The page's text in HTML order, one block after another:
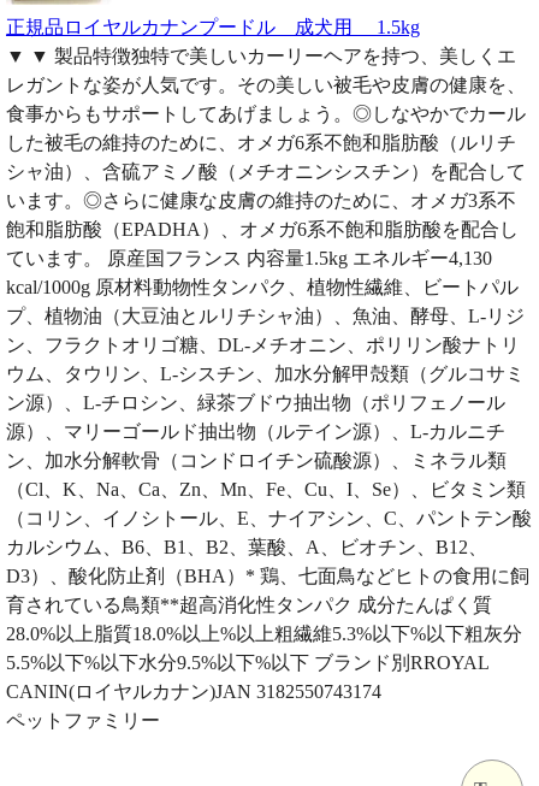
正規品ロイヤルカナンプードル 成犬用 1.5kg
▼ ▼ 製品特徴独特で美しいカーリーヘアを持つ、美しくエ
レガントな姿が人気です。その美しい被毛や皮膚の健康を、
食事からもサポートしてあげましょう。◎しなやかでカール
した被毛の維持のために、オメガ6系不飽和脂肪酸（ルリチ
シャ油）、含硫アミノ酸（メチオニンシスチン）を配合して
います。◎さらに健康な皮膚の維持のために、オメガ3系不
飽和脂肪酸（EPADHA）、オメガ6系不飽和脂肪酸を配合し
ています。 原産国フランス 内容量1.5kg エネルギー4,130
kcal/1000g 原材料動物性タンパク、植物性繊維、ビートパル
プ、植物油（大豆油とルリチシャ油）、魚油、酵母、L-リジ
ン、フラクトオリゴ糖、DL-メチオニン、ポリリン酸ナトリ
ウム、タウリン、L-シスチン、加水分解甲殻類（グルコサミ
ン源）、L-チロシン、緑茶ブドウ抽出物（ポリフェノール
源）、マリーゴールド抽出物（ルテイン源）、L-カルニチ
ン、加水分解軟骨（コンドロイチン硫酸源）、ミネラル類
（Cl、K、Na、Ca、Zn、Mn、Fe、Cu、I、Se）、ビタミン類
（コリン、イノシトール、E、ナイアシン、C、パントテン酸
カルシウム、B6、B1、B2、葉酸、A、ビオチン、B12、
D3）、酸化防止剤（BHA）* 鶏、七面鳥などヒトの食用に飼
育されている鳥類**超高消化性タンパク 成分たんぱく質
28.0%以上脂質18.0%以上%以上粗繊維5.3%以下%以下粗灰分
5.5%以下%以下水分9.5%以下%以下 ブランド別RROYAL
CANIN(ロイヤルカナン)JAN 3182550743174
ペットファミリー